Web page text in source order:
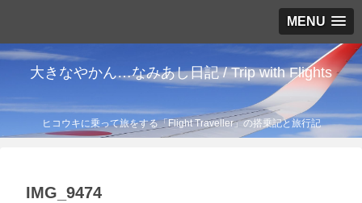
MENU
大きなやかん…なみあし日記 / Trip with Flights
ヒコウキに乗って旅をする「Flight Traveller」の搭乗記と旅行記
IMG_9474